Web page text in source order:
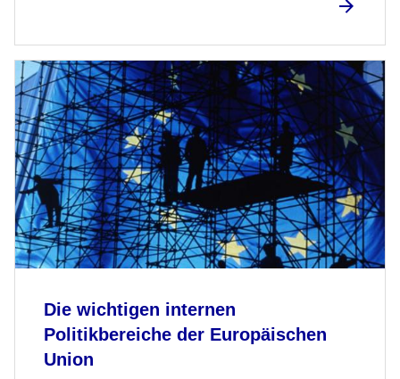
Die wichtigen internen
Politikbereiche der Europäischen
Union